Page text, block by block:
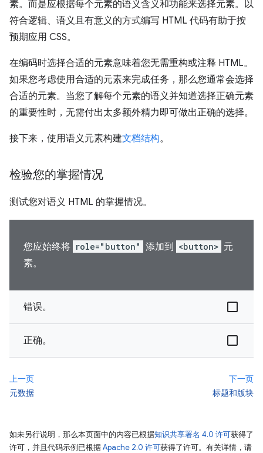
素。而是应根据每个元素的语义含义和功能来选择元素。以
符合逻辑、语义且有意义的方式编写 HTML 代码有助于按
预期应用 CSS。
在编码时选择合适的元素意味着您无需重构或注释 HTML。
如果您考虑使用合适的元素来完成任务，那么您通常会选择
合适的元素。当您了解每个元素的语义并知道选择正确元素
的重要性时，无需付出太多额外精力即可做出正确的选择。
接下来，使用语义元素构建文档结构。
检验您的掌握情况
测试您对语义 HTML 的掌握情况。
您应始终将 role="button" 添加到 <button> 元
素。
错误。
正确。
上一页
元数据
下一页
标题和版块
如未另行说明，那么本页面中的内容已根据知识共享署名 4.0 许可获得了
许可，并且代码示例已根据Apache 2.0 许可获得了许可。有关详情，请